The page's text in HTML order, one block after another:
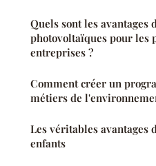
Quels sont les avantages
photovoltaïques pour les
entreprises ?
Comment créer un
métiers de
Les véritables avantages
enfants